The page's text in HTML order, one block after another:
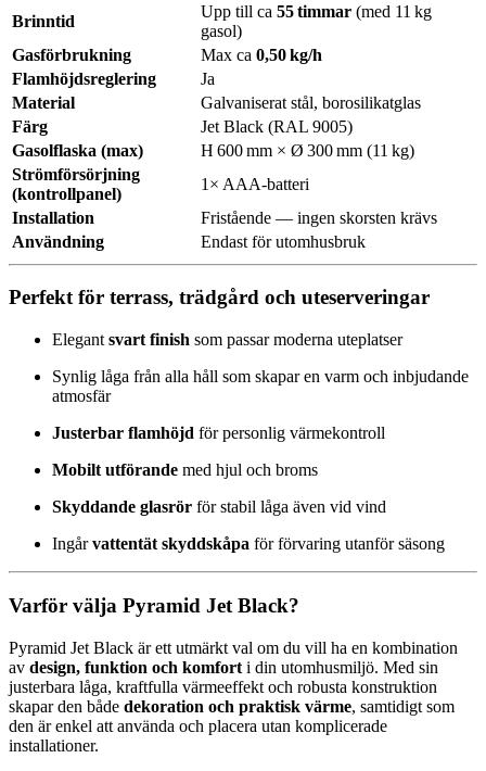
Brinntid
Upp till ca 55 timmar (med 11 kg
gasol)
Gasförbrukning
Max ca 0,50 kg/h
Flamhöjdsreglering
Ja
Material
Galvaniserat stål, borosilikatglas
Färg
Jet Black (RAL 9005)
Gasolflaska (max)
H 600 mm × Ø 300 mm (11 kg)
Strömförsörjning
(kontrollpanel)
1× AAA‑batteri
Installation
Fristående — ingen skorsten krävs
Användning
Endast för utomhusbruk
Perfekt för terrass, trädgård och uteserveringar
Elegant svart finish som passar moderna uteplatser
Synlig låga från alla håll som skapar en varm och inbjudande
atmosfär
Justerbar flamhöjd för personlig värmekontroll
Mobilt utförande med hjul och broms
Skyddande glasrör för stabil låga även vid vind
Ingårvattentät skyddskåpa för förvaring utanför säsong
Varför välja Pyramid Jet Black?
Pyramid Jet Black är ett utmärkt val om du vill ha en kombination
av design, funktion och komfort i din utomhusmiljö. Med sin
justerbara låga, kraftfulla värmeeffekt och robusta konstruktion
skapar den både dekoration och praktisk värme, samtidigt som
den är enkel att använda och placera utan komplicerade
installationer.